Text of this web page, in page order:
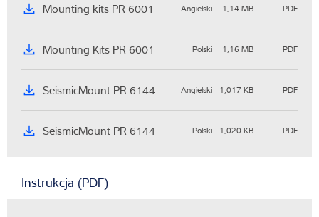
Mounting kits PR 6001 Angielski 1,14 MB PDF
Mounting Kits PR 6001 Polski 1,16 MB PDF
SeismicMount PR 6144 Angielski 1,017 KB PDF
SeismicMount PR 6144 Polski 1,020 KB PDF
Instrukcja (PDF)